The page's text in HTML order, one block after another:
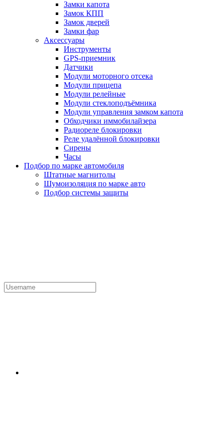
Замки капота
Замок КПП
Замок дверей
Замки фар
Аксессуары
Инструменты
GPS-приемник
Датчики
Модули моторного отсека
Модули прицепа
Модули релейные
Модули стеклоподъёмника
Модули управления замком капота
Обходчики иммобилайзера
Радиореле блокировки
Реле удалённой блокировки
Сирены
Часы
Подбор по марке автомобиля
Штатные магнитолы
Шумоизоляция по марке авто
Подбор системы защиты